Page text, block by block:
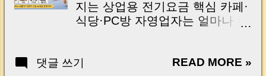
다. 또 어떤 분은 이렇게 말씀하십니다. “내 대출
인데 왜 내 통장으로 안 들어오죠?” “매도인이 대
사실은 ‘구조’를 몰라서 생기는 걱정입니다. 그래
서 오늘은 잔금일에 실제로 돈이 어떻게 움직이
지는 상업용 전기요금 핵심 카페·
식당·PC방 자영업자는 얼마나 부
준비해야 할 대응법 🇺🇸 English
댓글 쓰기 READ MORE »